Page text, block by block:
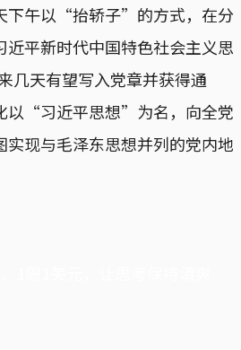
下午以“抬轿子”的方式，在分
平新时代中国特色社会主义思
几天有望写入党章并获得通
以“习近平思想”为名，向全党
实现与毛泽东思想并列的党内地